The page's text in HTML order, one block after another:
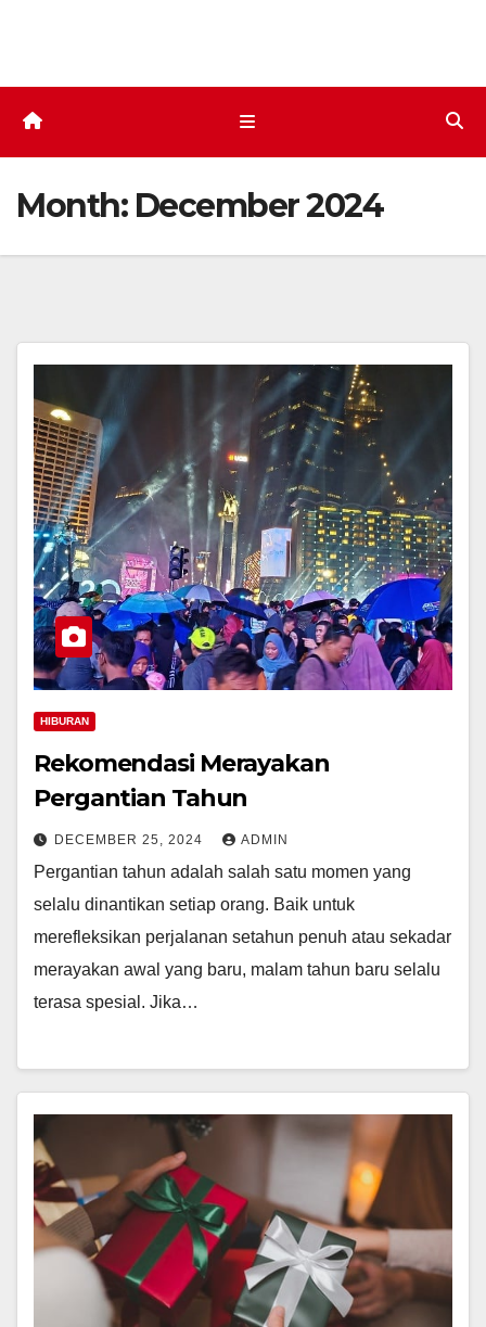
Month: December 2024
HIBURAN
Rekomendasi Merayakan
Pergantian Tahun
DECEMBER 25, 2024 ADMIN
Pergantian tahun adalah salah satu momen yang
selalu dinantikan setiap orang. Baik untuk
merefleksikan perjalanan setahun penuh atau sekadar
merayakan awal yang baru, malam tahun baru selalu
terasa spesial. Jika…